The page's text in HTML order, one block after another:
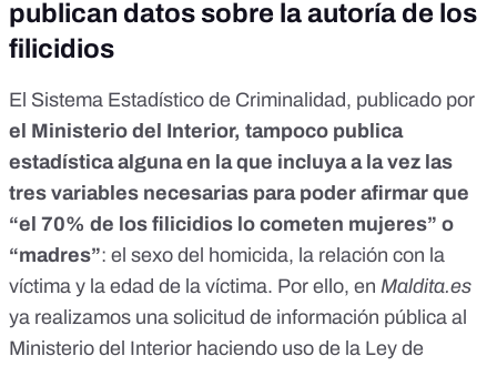
publican datos sobre la autoría de los
filicidios
El Sistema Estadístico de Criminalidad, publicado por
el Ministerio del Interior, tampoco publica
estadística alguna en la que incluya a la vez las
tres variables necesarias para poder afirmar que
“el 70% de los filicidios lo cometen mujeres” o
“madres”: el sexo del homicida, la relación con la
víctima y la edad de la víctima. Por ello, en Maldita.es
ya realizamos una solicitud de información pública al
Ministerio del Interior haciendo uso de la Ley de